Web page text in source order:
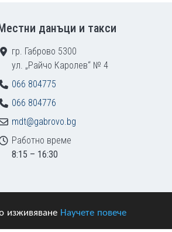
изживяване Научете повече
данъци и такси
гр. Габрово 5300
ул. „Райчо Каролев“ № 4
066 804775
066 804776
mdt@gabrovo.bg
Работно време
8:15 – 16:30